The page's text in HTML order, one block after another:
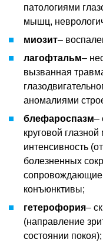
патологиями
мышц,
миозит–
лагофтальм–
вызванная
аномалиями
блефароспазм–
круговой
интенсивность
болезненных
сопровождающие
конъюнктивы;
гетерофория–
(направление
состоянии покоя);